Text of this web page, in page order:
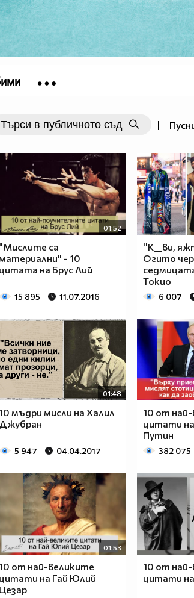
|
01:52
"Мислите са
- 10
цитата на Брус Лий
15 895 11.07.2016
''К__ви,
Огито
Токио
6 007
01:48
10 мъдри мисли на Халил
Джубран
5 947 04.04.2017
10 от
цитати
Путин
382 075
01:53
10 от най-великите
цитати на Гай Юлий
Цезар
10 от
цитати